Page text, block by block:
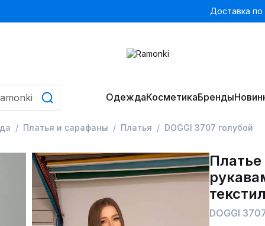
Доставка
ОдеждаКосметикаБренды
Платья и сарафаны Платья DOGGI 3707 голубой
DOGGI